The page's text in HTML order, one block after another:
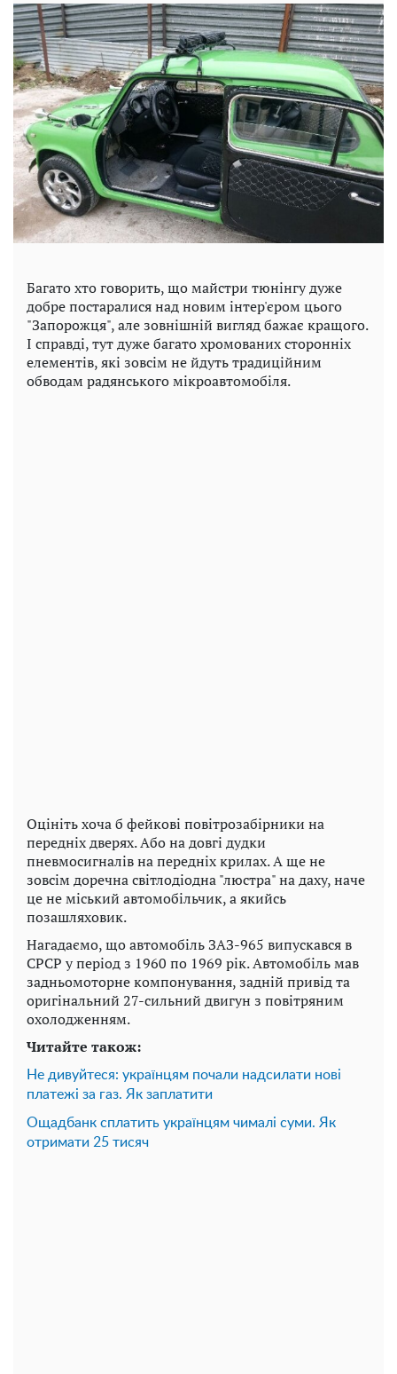
Багато хто говорить, що майстри тюнінгу дуже
добре постаралися над новим інтер'єром цього
"Запорожця", але зовнішній вигляд бажає кращого.
І справді, тут дуже багато хромованих сторонніх
елементів, які зовсім не йдуть традиційним
обводам радянського мікроавтомобіля.
Оцініть хоча б фейкові повітрозабірники на
передніх дверях. Або на довгі дудки
пневмосигналів на передніх крилах. А ще не
зовсім доречна світлодіодна "люстра" на даху, наче
це не міський автомобільчик, а якийсь
позашляховик.
Нагадаємо, що автомобіль ЗАЗ-965 випускався в
СРСР у період з 1960 по 1969 рік. Автомобіль мав
задньомоторне компонування, задній привід та
оригінальний 27-сильний двигун з повітряним
охолодженням.
Читайте також:
Не дивуйтеся: українцям почали надсилати нові
платежі за газ. Як заплатити
Ощадбанк сплатить українцям чималі суми. Як
отримати 25 тисяч